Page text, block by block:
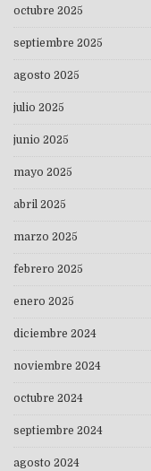
octubre 2025
septiembre 2025
agosto 2025
julio 2025
junio 2025
mayo 2025
abril 2025
marzo 2025
febrero 2025
enero 2025
diciembre 2024
noviembre 2024
octubre 2024
septiembre 2024
agosto 2024